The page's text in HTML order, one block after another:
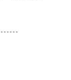
------